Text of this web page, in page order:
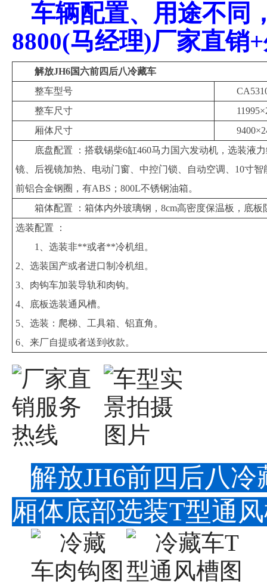
车辆配置、用途不同
8800(马经理)厂家直销
解放JH6国六前四后八冷藏车
整车型号
整车尺寸
厢体尺寸
底盘配置 ：搭载锡柴6缸460马力国六发动机，选装液
镜、后视镜加热、电动门窗、中控门锁、自动空调、10寸
前铝合金钢圈，有ABS；800L不锈钢油箱。
箱体配置 ：箱体内外玻璃钢，8cm高密度保温板，底
选装配置 ：
1、选装非**或者**冷机组。
2、选装国产或者进口制冷机组。
3、肉钩车加装导轨和肉钩。
4、底板选装通风槽。
5、选装：爬梯、工具箱、铝直角。
6、来厂自提或者送到收款。
解放JH6前四后八
厢体底部选装T型通